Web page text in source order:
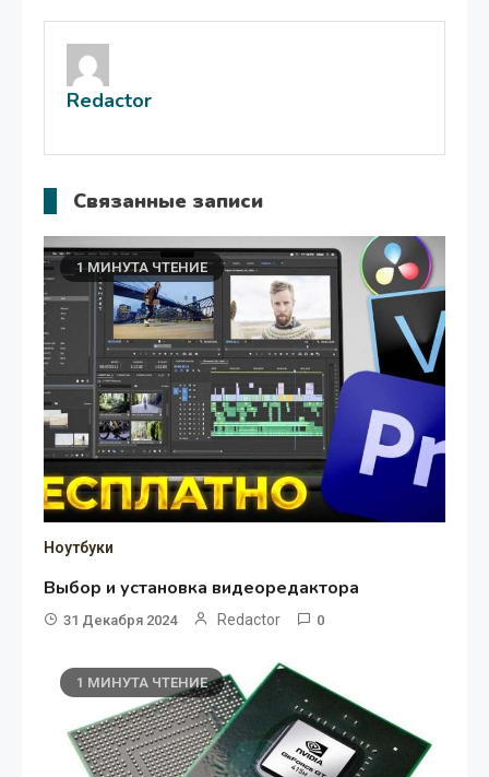
по
записям
Redactor
Связанные записи
1 МИНУТА ЧТЕНИЕ
Ноутбуки
Выбор и установка видеоредактора
31 Декабря 2024 Redactor 0
1 МИНУТА ЧТЕНИЕ